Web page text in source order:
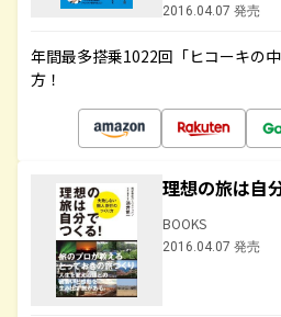
2016.04.07 発売
年間最多搭乗1022回「ヒコーキの
方！
理想の旅は自
BOOKS
2016.04.07 発売